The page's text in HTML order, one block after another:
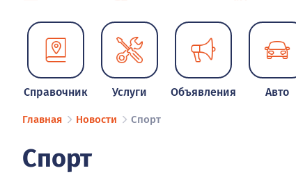
Справочник Услуги Объявления Авто
Главная Новости Спорт
Спорт